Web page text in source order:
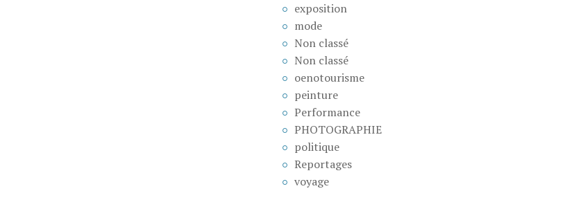
exposition
mode
Non classé
Non classé
oenotourisme
peinture
Performance
PHOTOGRAPHIE
politique
Reportages
voyage